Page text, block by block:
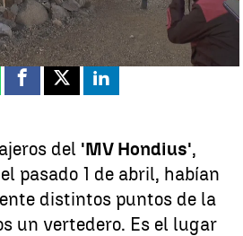
2026, 18:08
Facebook
X Linkedin
del 'MV Hondius',
pasado 1 de abril, habían
distintos puntos de la
un vertedero. Es el lugar